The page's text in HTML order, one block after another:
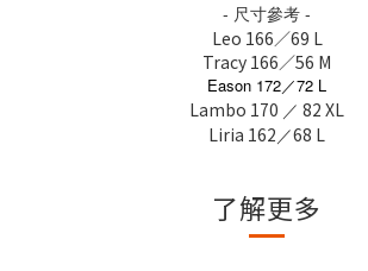
- 尺寸參考 -
Leo 166／69 L
Tracy 166／56 M
Eason 172／72 L
Lambo 170 ／ 82 XL
Liria 162 ／68 L
了解更多